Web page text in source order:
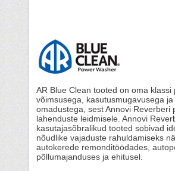
AR Blue Clean tooted on oma klassi
võimsusega, kasutusmugavusega
omadustega, sest Annovi Reverberi
lahenduste leidmisele. Annovi
kasutajasõbralikud tooted sobivad
nõudlike vajaduste rahuldamiseks
autokerede remonditöödades,
põllumajanduses ja ehitusel.